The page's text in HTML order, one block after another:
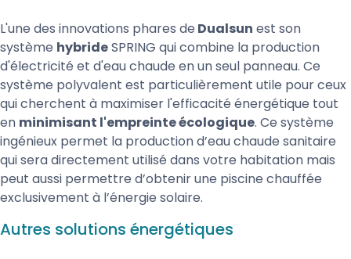
L'une des innovations phares de Dualsun est son
système hybrideSPRING qui combine la production
d'électricité et d'eau chaude en un seul panneau. Ce
système polyvalent est particulièrement utile pour ceux
qui cherchent à maximiser l'efficacité énergétique tout
en minimisant l'empreinte écologique. Ce système
ingénieux permet la production d’eau chaude sanitaire
qui sera directement utilisé dans votre habitation mais
peut aussi permettre d’obtenir une piscine chauffée
exclusivement à l’énergie solaire.
Autres solutions énergétiques